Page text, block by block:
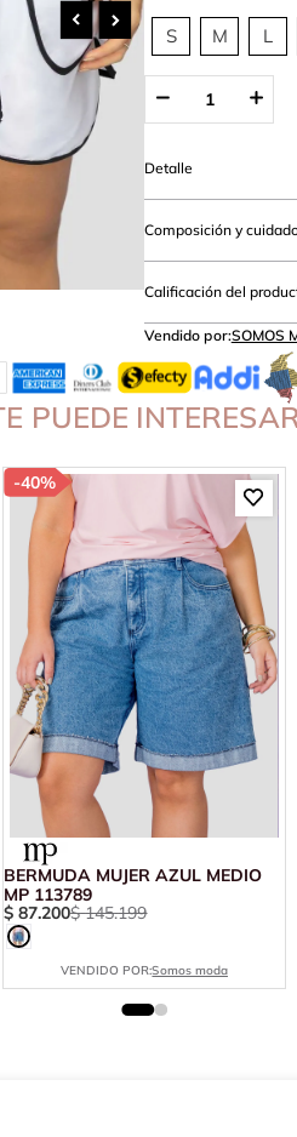
S M L
Detalle
Composición y
Calificación del
Vendido por:SOMOS
PUEDE
-40%
BERMUDA MUJER AZUL MEDIO
MP 113789
$ 87.200$ 145.199
VENDIDO POR:Somos moda